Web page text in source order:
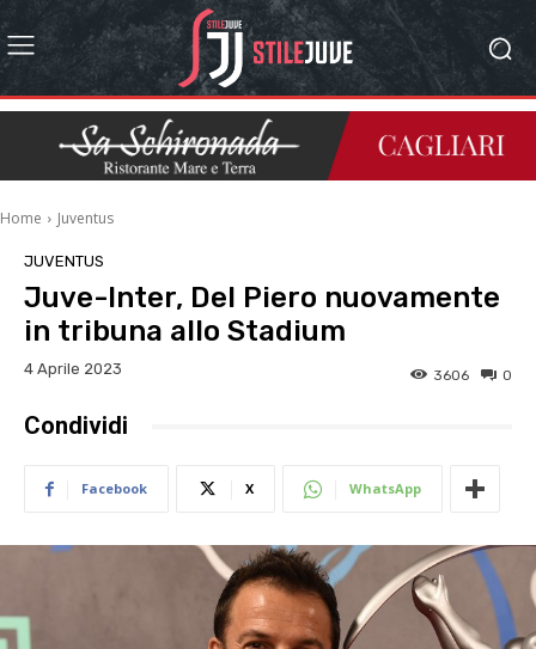
Home Juventus
JUVENTUS
Juve-Inter, Del Piero nuovamente
in tribuna allo Stadium
4 Aprile 2023 0
3606
Condividi
Facebook X WhatsApp